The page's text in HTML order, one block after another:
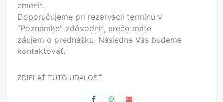
zmeniť.
Doporučujeme pri rezervácii termínu v
“Poznámke” zdôvodniť, prečo máte
záujem o prednášku. Následne Vás budeme
kontaktovať.
ZDIELAŤ TÚTO UDALOSŤ